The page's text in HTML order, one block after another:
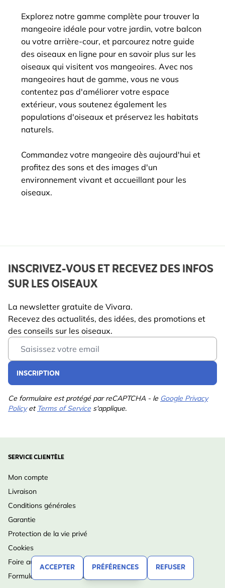
ACCEPTER PRÉFÉRENCES REFUSER
FILTRER
Explorez notre gamme complète pour trouver la
mangeoire idéale pour votre jardin, votre balcon
ou votre arrière-cour, et parcourez notre guide
des oiseaux en ligne pour en savoir plus sur les
oiseaux qui visitent vos mangeoires. Avec nos
mangeoires haut de gamme, vous ne vous
contentez pas d'améliorer votre espace
extérieur, vous soutenez également les
populations d'oiseaux et préservez les habitats
naturels.
Commandez votre mangeoire dès aujourd'hui et
profitez des sons et des images d'un
environnement vivant et accueillant pour les
oiseaux.
INSCRIVEZ-VOUS ET RECEVEZ DES INFOS
SUR LES OISEAUX
La newsletter gratuite de Vivara.
Recevez des actualités, des idées, des promotions et
des conseils sur les oiseaux.
Email Address
INSCRIPTION
Ce formulaire est protégé par reCAPTCHA - le Google Privacy
Policyet Terms of Service s'applique.
SERVICE CLIENTÈLE
Mon compte
Livraison
Conditions générales
Garantie
Protection de la vie privé
Cookies
Foire aux questions
Formulaire de retour en ligne